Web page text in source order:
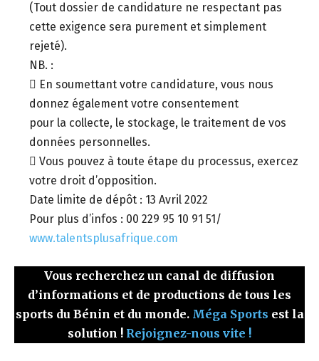
(Tout dossier de candidature ne respectant pas
cette exigence sera purement et simplement
rejeté).
NB. :
 En soumettant votre candidature, vous nous
donnez également votre consentement
pour la collecte, le stockage, le traitement de vos
données personnelles.
 Vous pouvez à toute étape du processus, exercez
votre droit d’opposition.
Date limite de dépôt : 13 Avril 2022
Pour plus d’infos : 00 229 95 10 91 51/
www.talentsplusafrique.com
Vous recherchez un canal de diffusion
d’informations et de productions de tous les
sports du Bénin et du monde. Méga Sports est la
solution ! Rejoignez-nous vite !